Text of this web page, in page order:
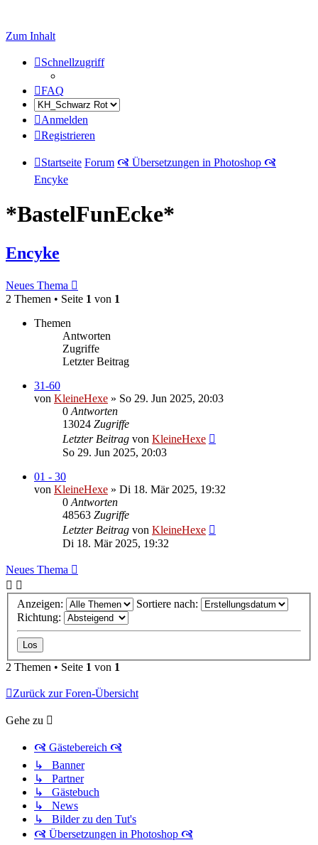
Zum Inhalt
Schnellzugriff
FAQ
Anmelden
Registrieren
Startseite Forum 🙧 Übersetzungen in Photoshop 🙧
Encyke
*BastelFunEcke*
Encyke
Neues Thema
2 Themen • Seite 1 von 1
Themen
Antworten
Zugriffe
Letzter Beitrag
31-60
von KleineHexe » So 29. Jun 2025, 20:03
0 Antworten
13024 Zugriffe
Letzter Beitrag von KleineHexe
So 29. Jun 2025, 20:03
01 - 30
von KleineHexe » Di 18. Mär 2025, 19:32
0 Antworten
48563 Zugriffe
Letzter Beitrag von KleineHexe
Di 18. Mär 2025, 19:32
Neues Thema
Anzeigen:
Sortiere nach:
Richtung:
2 Themen • Seite 1 von 1
Zurück zur Foren-Übersicht
Gehe zu
🙧 Gästebereich 🙧
↳ Banner
↳ Partner
↳ Gästebuch
↳ News
↳ Bilder zu den Tut's
🙧 Übersetzungen in Photoshop 🙧